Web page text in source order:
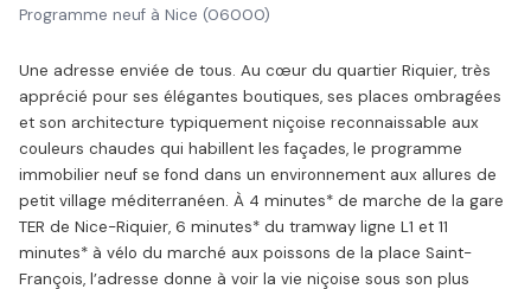
Programme neuf à Nice (06000)
Une adresse enviée de tous. Au cœur du quartier Riquier, très
apprécié pour ses élégantes boutiques, ses places ombragées
et son architecture typiquement niçoise reconnaissable aux
couleurs chaudes qui habillent les façades, le programme
immobilier neuf se fond dans un environnement aux allures de
petit village méditerranéen. À 4 minutes* de marche de la gare
TER de Nice-Riquier, 6 minutes* du tramway ligne L1 et 11
minutes* à vélo du marché aux poissons de la place Saint-
François, l’adresse donne à voir la vie niçoise sous son plus